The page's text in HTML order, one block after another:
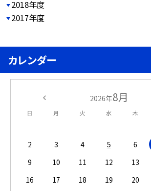
2018年度
2017年度
カレンダー
2026年8月
日 月 火 水 木
2
3 4 5 6
9
10 11 12 13
16
17 18 19 20